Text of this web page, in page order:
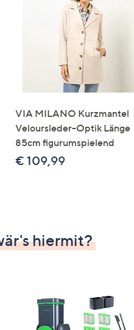
VIA MILANO Kurzmantel
Veloursleder-Optik Länge
85cm figurumspielend
€ 109,99
hiermit?